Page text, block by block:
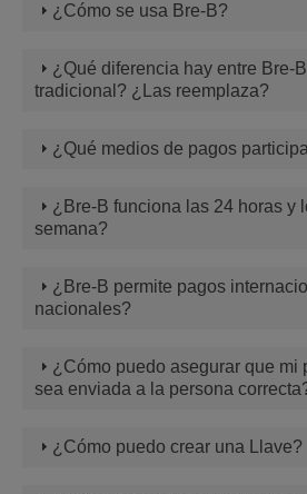
¿Cómo se usa Bre-B?
¿Qué diferencia hay entre Bre-
tradicional? ¿Las reemplaza?
¿Qué medios de pagos
¿Bre-B funciona las 24 horas y
semana?
¿Bre-B permite pagos
nacionales?
¿Cómo puedo asegurar que mi
sea enviada a la persona
¿Cómo puedo crear una Llave?